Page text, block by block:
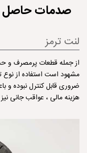
صدمات حاصل
لنت ترمز
از جمله قطعات پرمصرف و
مشهود است استفاده از نوع
ضروری قابل كنترل نبوده
هزینه مالی ، عواقب جانی نیز